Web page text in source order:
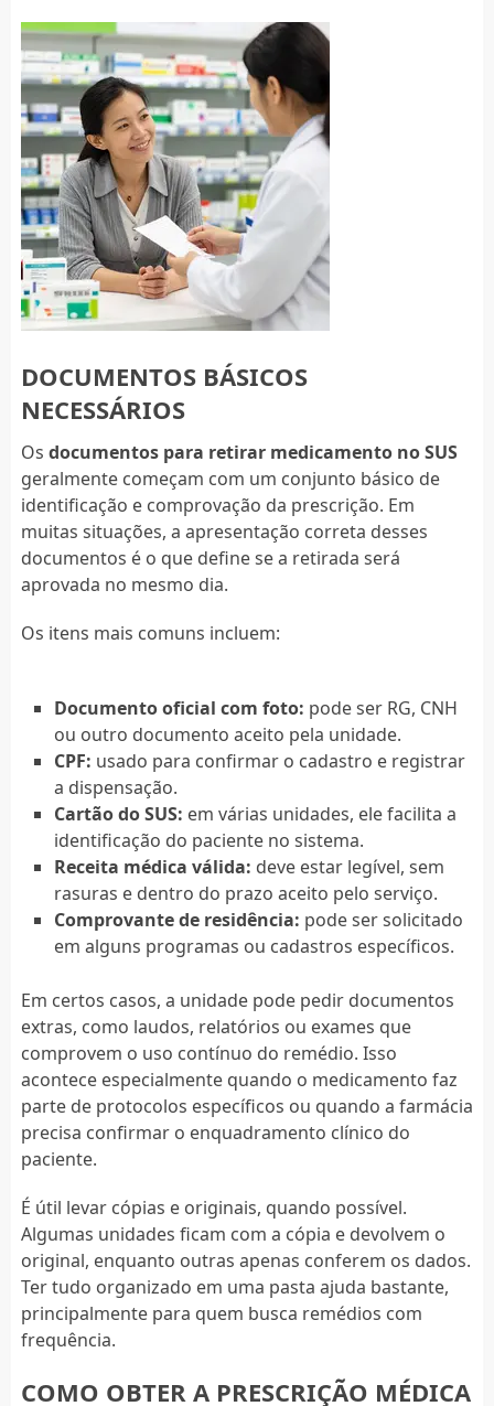
DOCUMENTOS BÁSICOS
NECESSÁRIOS
Os documentos para retirar medicamento no SUS
geralmente começam com um conjunto básico de
identificação e comprovação da prescrição. Em
muitas situações, a apresentação correta desses
documentos é o que define se a retirada será
aprovada no mesmo dia.
Os itens mais comuns incluem:
Documento oficial com foto: pode ser RG, CNH
ou outro documento aceito pela unidade.
CPF: usado para confirmar o cadastro e registrar
a dispensação.
Cartão do SUS: em várias unidades, ele facilita a
identificação do paciente no sistema.
Receita médica válida: deve estar legível, sem
rasuras e dentro do prazo aceito pelo serviço.
Comprovante de residência: pode ser solicitado
em alguns programas ou cadastros específicos.
Em certos casos, a unidade pode pedir documentos
extras, como laudos, relatórios ou exames que
comprovem o uso contínuo do remédio. Isso
acontece especialmente quando o medicamento faz
parte de protocolos específicos ou quando a farmácia
precisa confirmar o enquadramento clínico do
paciente.
É útil levar cópias e originais, quando possível.
Algumas unidades ficam com a cópia e devolvem o
original, enquanto outras apenas conferem os dados.
Ter tudo organizado em uma pasta ajuda bastante,
principalmente para quem busca remédios com
frequência.
COMO OBTER A PRESCRIÇÃO MÉDICA